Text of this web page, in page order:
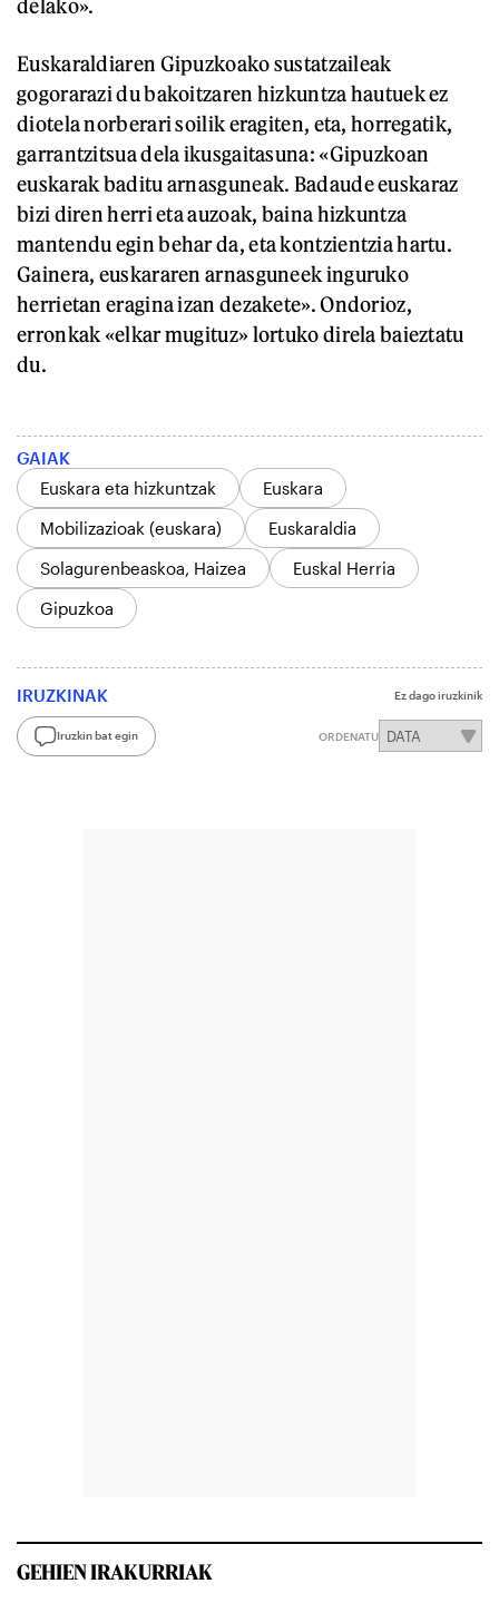
delako».
Euskaraldiaren Gipuzkoako sustatzaileak
gogorarazi du bakoitzaren hizkuntza hautuek ez
diotela norberari soilik eragiten, eta, horregatik,
garrantzitsua dela ikusgaitasuna: «Gipuzkoan
euskarak baditu arnasguneak. Badaude euskaraz
bizi diren herri eta auzoak, baina hizkuntza
mantendu egin behar da, eta kontzientzia hartu.
Gainera, euskararen arnasguneek inguruko
herrietan eragina izan dezakete». Ondorioz,
erronkak «elkar mugituz» lortuko direla baieztatu
du.
GAIAK
Euskara eta hizkuntzak
Euskara
Mobilizazioak (euskara)
Euskaraldia
Solagurenbeaskoa, Haizea
Euskal Herria
Gipuzkoa
IRUZKINAK Ez dago iruzkinik
Iruzkin bat egin ORDENATU
GEHIEN IRAKURRIAK